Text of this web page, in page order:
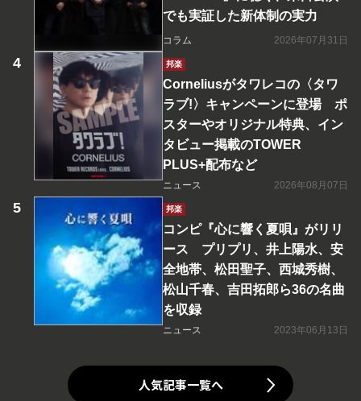
でも実証した新体制の実力
コラム 2026年07月31日
邦楽
Corneliusがタワレコの〈タワ
ラブ!〉キャンペーンに登場 ポ
スターやオリジナル特典、イン
タビュー掲載のTOWER
PLUS+配布など
ニュース 2026年08月07日
邦楽
コンピ『心に響く夏唄』がリリ
ース プリプリ、井上陽水、安
全地帯、松田聖子、西城秀樹、
松山千春、吉田拓郎ら36の名曲
を収録
ニュース 2023年06月13日
人気記事一覧へ